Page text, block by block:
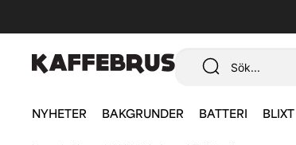
NYHETER BAKGRUNDER BATTERI BLIXT